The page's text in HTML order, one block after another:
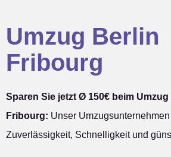
Umzug Berlin
Fribourg
Sparen Sie jetzt Ø 150€ beim
Fribourg: Unser
Zuverlässigkeit, Schnelligkeit und